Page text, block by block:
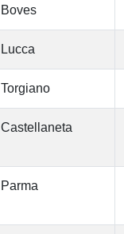
Boves
Lucca
Torgiano
Castellaneta
Parma